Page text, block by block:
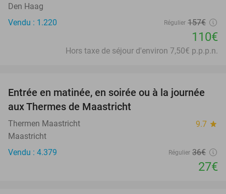
Den Haag
Vendu : 1.220
Régulier 157€
110€
Hors taxe de séjour d'environ 7,50€ p.p.p.n.
25%
Entrée en matinée, en soirée ou à la journée
aux Thermes de Maastricht
Thermen Maastricht 9.7 star
Maastricht
Vendu : 4.379
Régulier 36€
27€